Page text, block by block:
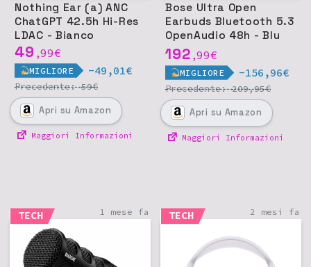
Nothing Ear (a) ANC
ChatGPT 42.5h Hi-Res
LDAC - Bianco
49 ,99€
MIGLIORE -49,01€
Precedente:59€
Apri su Amazon
Maggiori Informazioni
Bose Ultra Open
Earbuds Bluetooth 5.3
OpenAudio 48h - Blu
Lunare
192 ,99€
MIGLIORE -156,96€
Precedente:209,95€
Apri su Amazon
Maggiori Informazioni
TECH 1 mese fa TECH 2 mesi fa